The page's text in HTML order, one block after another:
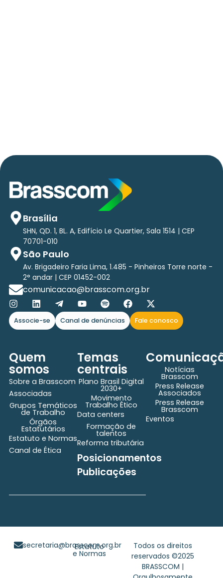
Brasília
SHN, QD. 1, BL. A, Edifício Le Quartier, Sala 1514 | CEP
70701-010
São Paulo
Av. Brigadeiro Faria Lima, 1.485 - Pinheiros Torre norte -
2° andar | CEP 01452-002
comunicacao@brasscom.org.br
Associe-se Canal de denúncias Fale conosco
Quem
somos
Sobre a Brasscom
Associadas
Grupos Temáticos
de Trabalho
Órgãos
Estatutários
Estatuto e Normas
Canal de Ética
Temas
centrais
Plano Brasil Digital
2030+
Movimento
Trabalho Ético
Data centers
Formação de
talentos
Reforma tributária
Posicionamentos
Publicações
Notícias
Brasscom
Press Release
Associados
Press Release
Brasscom
Eventos
Todos os direitos
reservados ©2025
BRASSCOM |
secretaria@brasscom.org.br
Estatuto
e Normas